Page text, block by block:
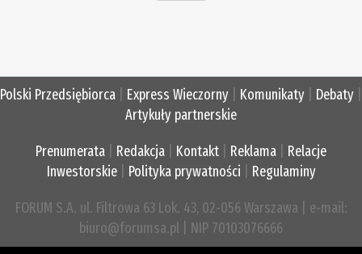
Polski Przedsiębiorca Express Wieczorny Komunikaty Debaty
Artykuły partnerskie
Prenumerata Redakcja Kontakt Reklama
Relacje
Inwestorskie| Polityka prywatności Regulaminy
FORUM S.A. ul. Filtrowa 63 Lok. 43, 02-056 Warszawa | e-mail:
biuro@forumsa.pl | NIP 70103076666